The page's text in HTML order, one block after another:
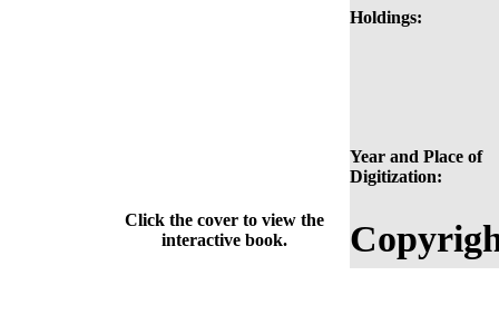
Holdings:
Year and Place of
Digitization:
Click the cover to view the
interactive book.